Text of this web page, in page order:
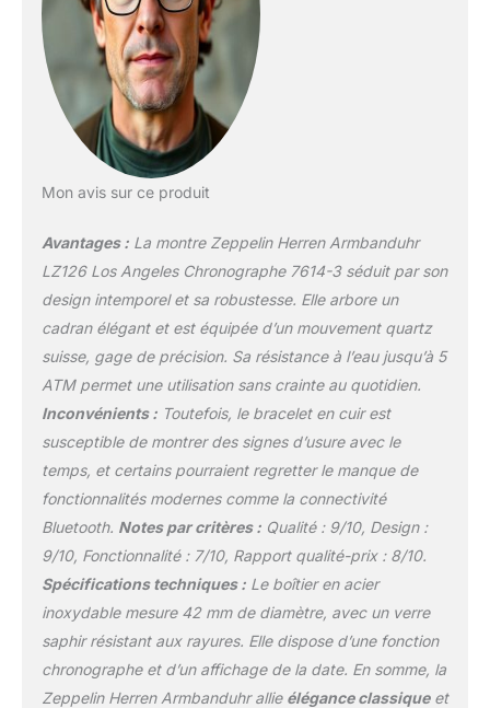
Mon avis sur ce produit
Avantages :La montre Zeppelin Herren Armbanduhr
LZ126 Los Angeles Chronographe 7614-3 séduit par son
design intemporel et sa robustesse. Elle arbore un
cadran élégant et est équipée d’un mouvement quartz
suisse, gage de précision. Sa résistance à l’eau jusqu’à 5
ATM permet une utilisation sans crainte au quotidien.
Inconvénients :Toutefois, le bracelet en cuir est
susceptible de montrer des signes d’usure avec le
temps, et certains pourraient regretter le manque de
fonctionnalités modernes comme la connectivité
Bluetooth. Notes par critères :Qualité : 9/10, Design :
9/10, Fonctionnalité : 7/10, Rapport qualité-prix : 8/10.
Spécifications techniques :Le boîtier en acier
inoxydable mesure 42 mm de diamètre, avec un verre
saphir résistant aux rayures. Elle dispose d’une fonction
chronographe et d’un affichage de la date. En somme, la
Zeppelin Herren Armbanduhr allie élégance classiqueet